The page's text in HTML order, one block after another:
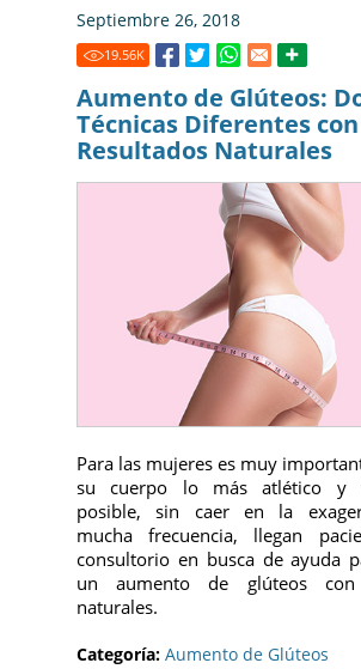
Septiembre 26, 2018
19.56K
Aumento de Glúteos:
Técnicas Diferentes con
Resultados Naturales
Para las mujeres es muy
su cuerpo lo más atlético y
posible, sin caer en la
mucha frecuencia, llegan
consultorio en busca de ayuda
un aumento de glúteos con
naturales.
Categoría: Aumento de Glúteos